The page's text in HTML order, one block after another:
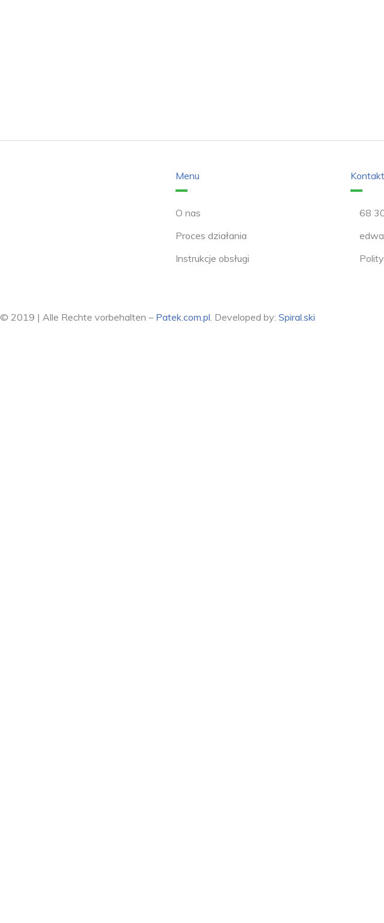
Menu
O nas
Proces działania
Instrukcje obsługi
Kontakt
68
© 2019 | Alle Rechte vorbehalten – Patek.com.pl. Developed by: Spiral.ski